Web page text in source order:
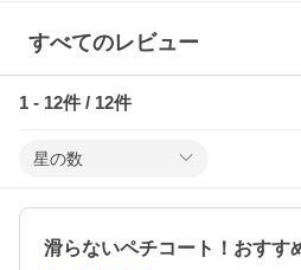
すべてのレビュー
1 - 12件 / 12件
星の数
滑らないペチコート！おすす